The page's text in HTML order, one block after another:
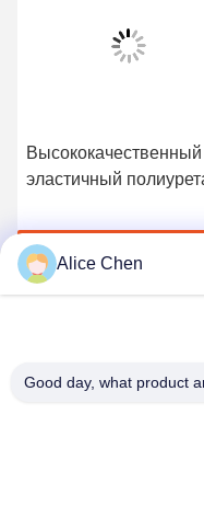
Высококачественный
эластичный
склеивающую пленку
Получите самую
Alice Chen
Good day, what product